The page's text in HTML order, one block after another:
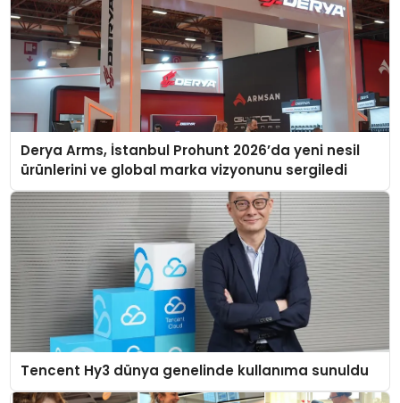
Derya Arms, İstanbul Prohunt 2026’da yeni nesil
ürünlerini ve global marka vizyonunu sergiledi
Tencent Hy3 dünya genelinde kullanıma sunuldu